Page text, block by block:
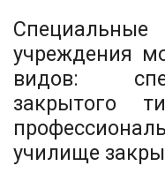
учреждения
видов:
закрытого
училище